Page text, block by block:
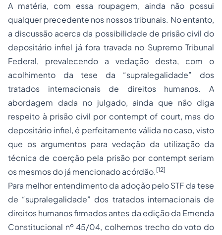
A matéria, com essa roupagem, ainda não possui
qualquer precedente nos nossos tribunais. No entanto,
a discussão acerca da possibilidade de prisão civil do
depositário infiel já fora travada no Supremo Tribunal
Federal, prevalecendo a vedação desta, com o
acolhimento da tese da “supralegalidade” dos
tratados internacionais de direitos humanos. A
abordagem dada no julgado, ainda que não diga
respeito à prisão civil por contempt of court, mas do
depositário infiel, é perfeitamente válida no caso, visto
que os argumentos para vedação da utilização da
técnica de coerção pela prisão por contempt seriam
os mesmos do já mencionado acórdão. [12]
Para melhor entendimento da adoçãopelo STF da tese
de “supralegalidade” dos tratados internacionais de
direitos humanos firmados antes da edição da Emenda
Constitucional nº 45/04, colhemos trecho do voto do